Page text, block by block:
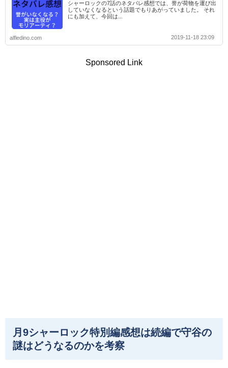
シャーロックの7話のネタバレ感想では、誉が荷物を運び出
していなくなるという話題でもりあがっていました。 それ
にも加えて、今回は...
alfledino.com 2019-11-18 23:09
Sponsored Link
月9シャーロック特別編感想は続編で守谷の
謎はどうなるのかを考察